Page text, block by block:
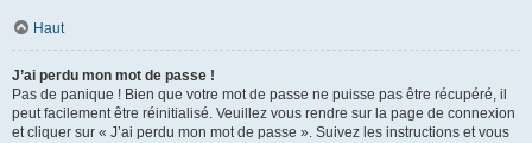
Haut
J’ai perdu mon mot de passe !
Pas de panique ! Bien que votre mot de passe ne puisse pas être récupéré, il
peut facilement être réinitialisé. Veuillez vous rendre sur la page de connexion
et cliquer sur « J’ai perdu mon mot de passe ». Suivez les instructions et vous